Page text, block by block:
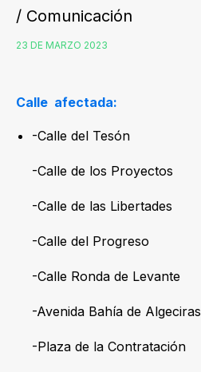
/ Comunicación
23 DE MARZO 2023
Calle afectada:
-Calle del Tesón
-Calle de los Proyectos
-Calle de las Libertades
-Calle del Progreso
-Calle Ronda de Levante
-Avenida Bahía de Algeciras
-Plaza de la Contratación